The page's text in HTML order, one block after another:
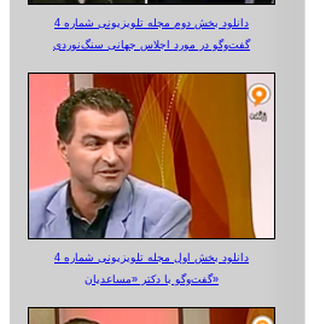
دانلود بخش دوم مجله تلویزیونی شماره 4
گفت‌وگو در مورد اجلاس جهانی سنگ‌نوردی
دانلود بخش اول مجله تلویزیونی شماره 4
گفت‌وگو با دکتر «مساعدیان»